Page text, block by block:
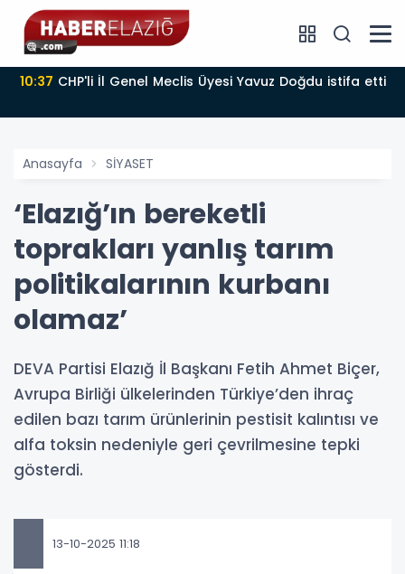
10:37 CHP'li İl Genel Meclis Üyesi Yavuz Doğdu istifa etti
Anasayfa SİYASET
‘Elazığ’ın bereketli
toprakları yanlış tarım
politikalarının kurbanı
olamaz’
DEVA Partisi Elazığ İl Başkanı Fetih Ahmet Biçer,
Avrupa Birliği ülkelerinden Türkiye’den ihraç
edilen bazı tarım ürünlerinin pestisit kalıntısı ve
alfa toksin nedeniyle geri çevrilmesine tepki
gösterdi.
13-10-2025 11:18